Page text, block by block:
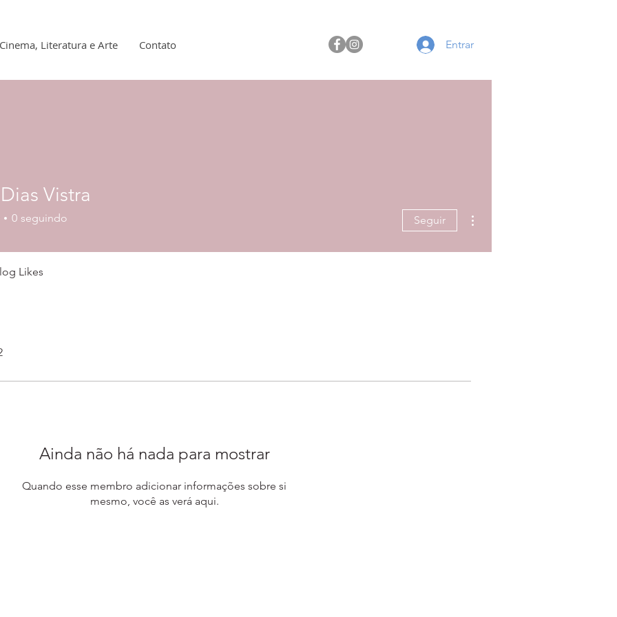
Literatura e Arte Contato Entrar
Ainda não há nada para mostrar
Quando esse membro adicionar informações sobre si
mesmo, você as verá aqui.
Vistra
Vistra
0 seguindo Seguir
Likes